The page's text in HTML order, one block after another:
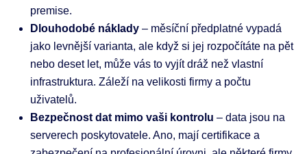
premise.
Dlouhodobé náklady – měsíční předplatné vypadá
jako levnější varianta, ale když si jej rozpočítáte na pět
nebo deset let, může vás to vyjít dráž než vlastní
infrastruktura. Záleží na velikosti firmy a počtu
uživatelů.
Bezpečnost dat mimo vaši kontrolu – data jsou na
serverech poskytovatele. Ano, mají certifikace a